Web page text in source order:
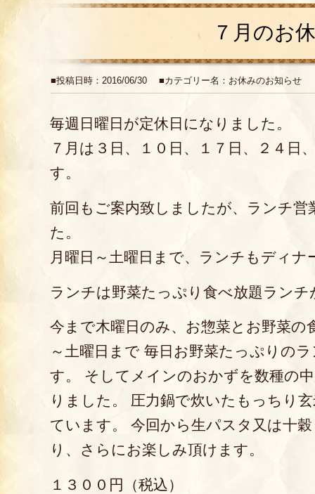
７月のお
■投稿日時：2016/06/30 ■カテゴリー名：お休みのお知らせ
毎週日曜日が定休日になりました。
７月は３日、１０日、１７日、２４日
す。
前回もご案内致しましたが、ランチ
た。
月曜日～土曜日まで、ランチもディナ
ランチは野菜たっぷり食べ放題ラン
今まで木曜日のみ、お惣菜とお野菜の
～土曜日まで 毎日お野菜たっぷりの
す。 そしてメインのおかずを数種の
りました。 圧力鍋で炊いたもっちり
ています。 今回から生パスタ又は十
り、さらにお楽しみ頂けます。
１３００円（税込）